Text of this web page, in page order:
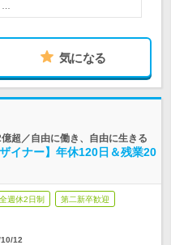
気になる
超／自由に働き、自由に生きる
イナー】年休120日＆残業20
週休2日制 第二新卒歓迎
12